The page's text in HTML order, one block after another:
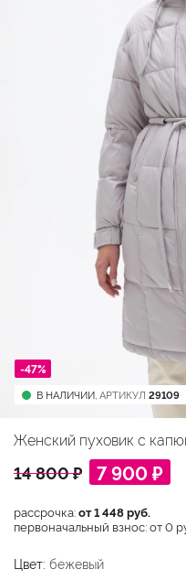
-47%
В НАЛИЧИИ, АРТИКУЛ 29109
Женский пуховик с
14 800 ₽ 7 900 ₽
рассрочка:от 1 448 руб.
первоначальный взнос: от 0
Цвет: бежевый